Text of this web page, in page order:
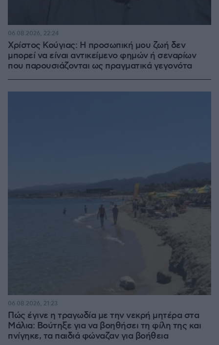
Χρίστος Κούγιας: Η προσωπική μου ζωή δεν
μπορεί να είναι αντικείμενο φημών ή σεναρίων
που παρουσιάζονται ως πραγματικά γεγονότα
06.08.2026, 22:24
Πώς έγινε η τραγωδία με την νεκρή μητέρα στα
Μάλια: Βούτηξε για να βοηθήσει τη φίλη της και
πνίγηκε, τα παιδιά φώναζαν για βοήθεια
06.08.2026, 21:23